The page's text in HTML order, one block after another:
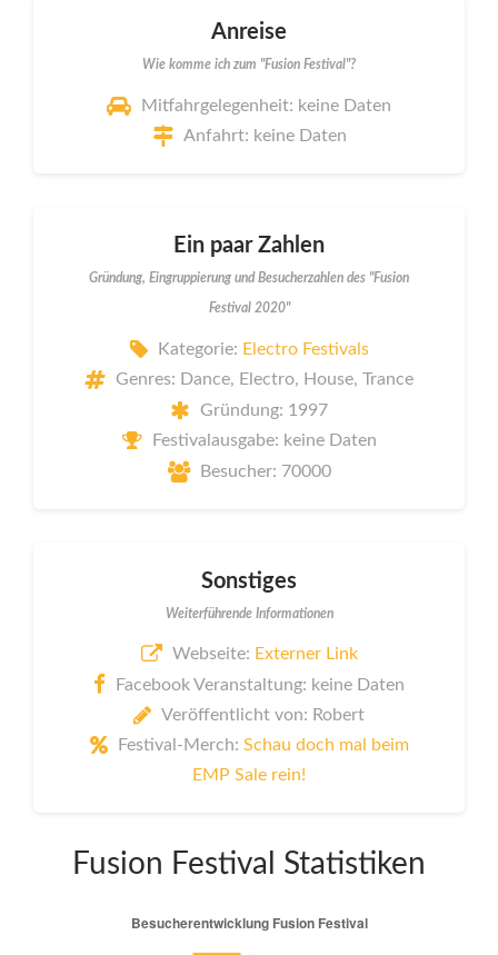
Anreise
Wie komme ich zum "Fusion Festival"?
Mitfahrgelegenheit: keine Daten
Anfahrt: keine Daten
Ein paar Zahlen
Gründung, Eingruppierung und Besucherzahlen des "Fusion
Festival 2020"
Kategorie: Electro Festivals
Genres: Dance, Electro, House, Trance
Gründung: 1997
Festivalausgabe: keine Daten
Besucher: 70000
Sonstiges
Weiterführende Informationen
Webseite: Externer Link
Facebook Veranstaltung: keine Daten
Veröffentlicht von: Robert
Festival-Merch: Schau doch mal beim
EMP Sale rein!
Fusion Festival Statistiken